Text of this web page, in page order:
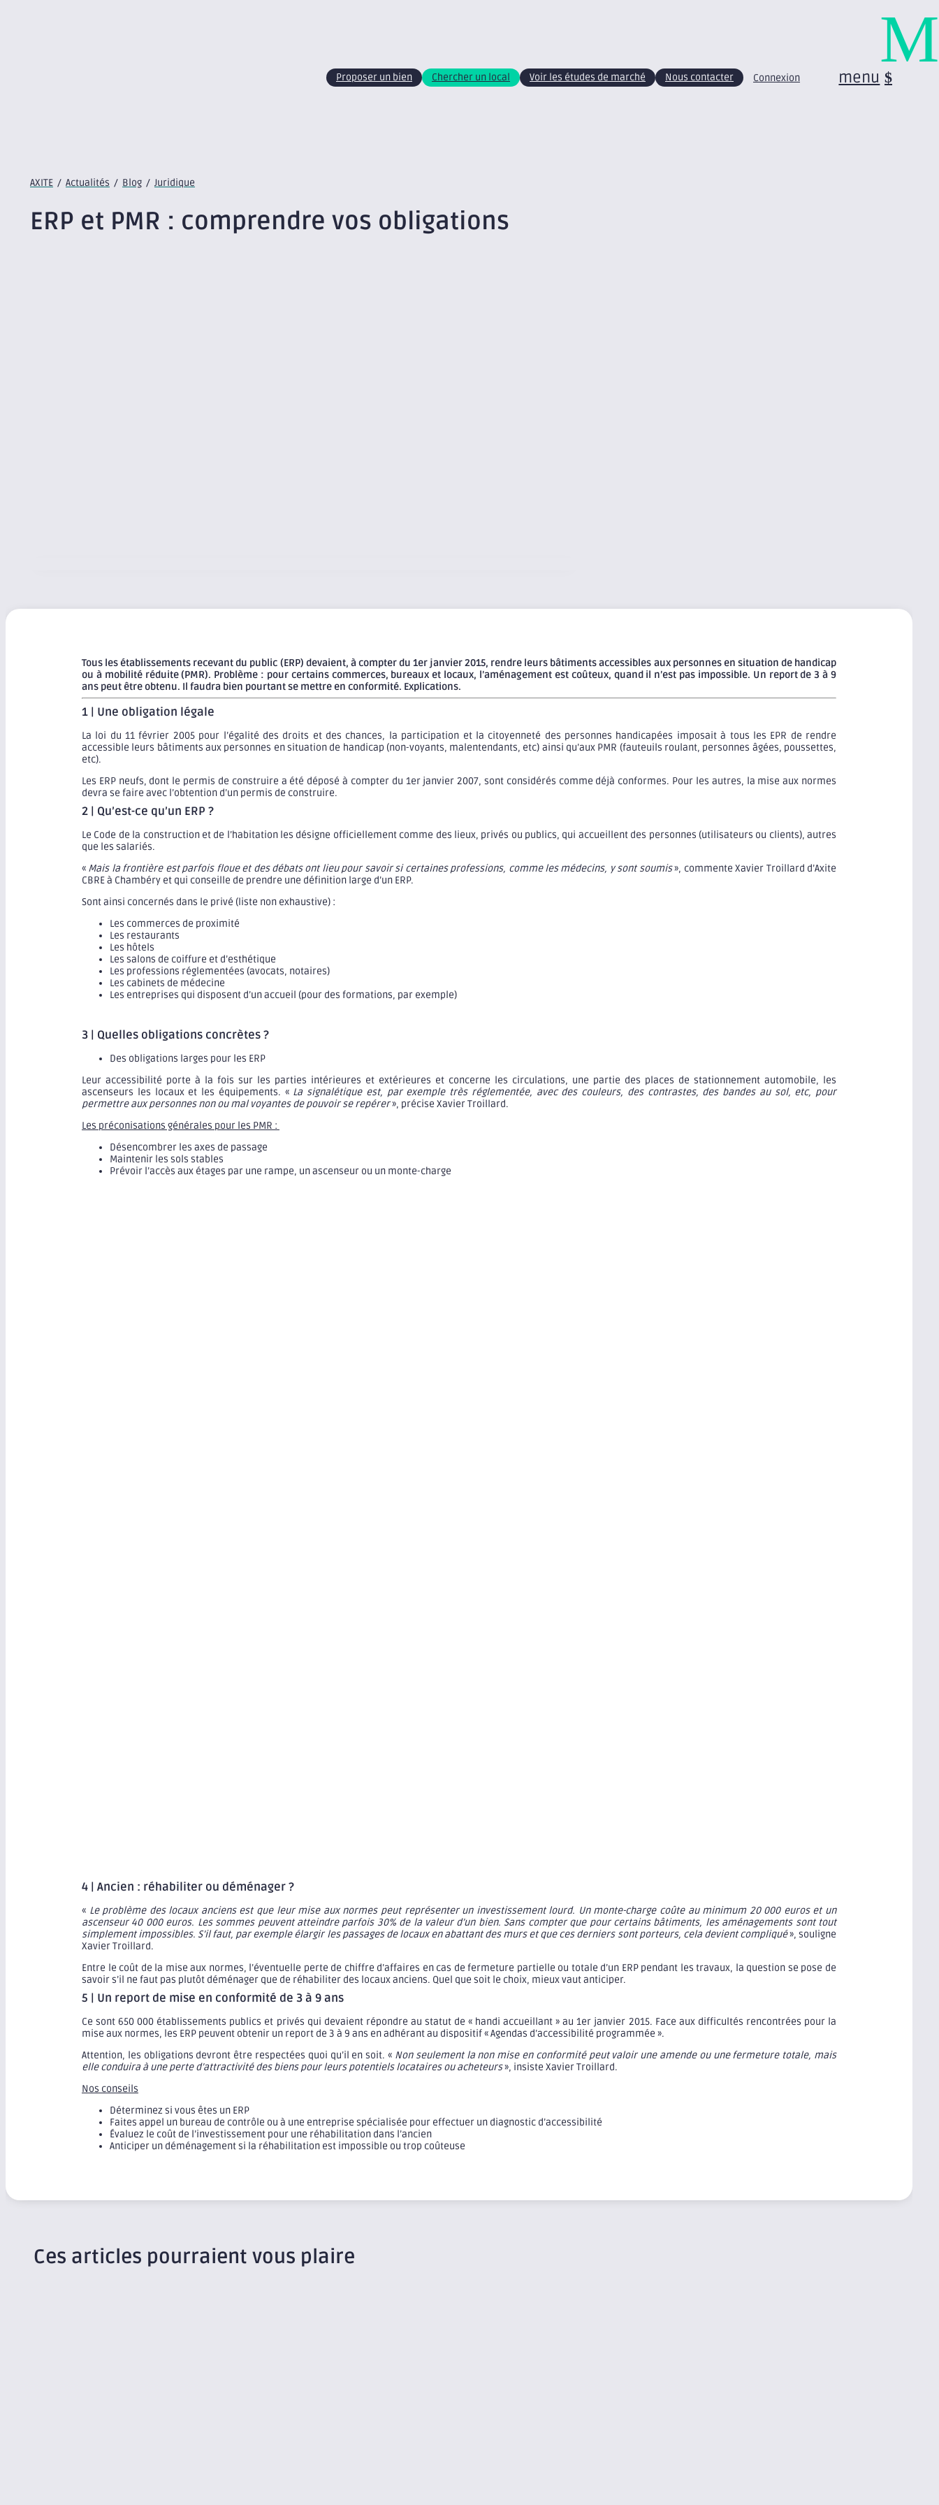
Proposer un bien Chercher un local Voir les études de marché Nous contacter Connexion menu
AXITE / Actualités / Blog / Juridique
ERP et PMR : comprendre vos obligations
Tous les établissements recevant du public (ERP) devaient, à compter du 1er janvier 2015, rendre leurs bâtiments accessibles aux personnes en situation de handicap
ou à mobilité réduite (PMR). Problème : pour certains commerces, bureaux et locaux, l’aménagement est coûteux, quand il n’est pas impossible. Un report de 3 à 9
ans peut être obtenu. Il faudra bien pourtant se mettre en conformité. Explications.
1 | Une obligation légale
La loi du 11 février 2005 pour l’égalité des droits et des chances, la participation et la citoyenneté des personnes handicapées imposait à tous les EPR de rendre
accessible leurs bâtiments aux personnes en situation de handicap (non-voyants, malentendants, etc) ainsi qu’aux PMR (fauteuils roulant, personnes âgées, poussettes,
etc).
Les ERP neufs, dont le permis de construire a été déposé à compter du 1er janvier 2007, sont considérés comme déjà conformes. Pour les autres, la mise aux normes
devra se faire avec l’obtention d’un permis de construire.
2 | Qu’est-ce qu’un ERP ?
Le Code de la construction et de l’habitation les désigne officiellement comme des lieux, privés ou publics, qui accueillent des personnes (utilisateurs ou clients), autres
que les salariés.
« Mais la frontière est parfois floue et des débats ont lieu pour savoir si certaines professions, comme les médecins, y sont soumis», commente Xavier Troillard d’Axite
CBRE à Chambéry et qui conseille de prendre une définition large d’un ERP.
Sont ainsi concernés dans le privé (liste non exhaustive) :
Les commerces de proximité
Les restaurants
Les hôtels
Les salons de coiffure et d’esthétique
Les professions réglementées (avocats, notaires)
Les cabinets de médecine
Les entreprises qui disposent d’un accueil (pour des formations, par exemple)
3 | Quelles obligations concrètes ?
Des obligations larges pour les ERP
Leur accessibilité porte à la fois sur les parties intérieures et extérieures et concerne les circulations, une partie des places de stationnement automobile, les
ascenseurs les locaux et les équipements. « La signalétique est, par exemple très réglementée, avec des couleurs, des contrastes, des bandes au sol, etc, pour
permettre aux personnes non ou mal voyantes de pouvoir se repérer», précise Xavier Troillard.
Les préconisations générales pour les PMR :
Désencombrer les axes de passage
Maintenir les sols stables
Prévoir l’accès aux étages par une rampe, un ascenseur ou un monte-charge
4 | Ancien : réhabiliter ou déménager ?
« Le problème des locaux anciens est que leur mise aux normes peut représenter un investissement lourd. Un monte-charge coûte au minimum 20 000 euros et un
ascenseur 40 000 euros. Les sommes peuvent atteindre parfois 30% de la valeur d’un bien. Sans compter que pour certains bâtiments, les aménagements sont tout
simplement impossibles. S’il faut, par exemple élargir les passages de locaux en abattant des murs et que ces derniers sont porteurs, cela devient compliqué», souligne
Xavier Troillard.
Entre le coût de la mise aux normes, l’éventuelle perte de chiffre d’affaires en cas de fermeture partielle ou totale d’un ERP pendant les travaux, la question se pose de
savoir s’il ne faut pas plutôt déménager que de réhabiliter des locaux anciens. Quel que soit le choix, mieux vaut anticiper.
5 | Un report de mise en conformité de 3 à 9 ans
Ce sont 650 000 établissements publics et privés qui devaient répondre au statut de « handi accueillant » au 1er janvier 2015. Face aux difficultés rencontrées pour la
mise aux normes, les ERP peuvent obtenir un report de 3 à 9 ans en adhérant au dispositif « Agendas d’accessibilité programmée ».
Attention, les obligations devront être respectées quoi qu’il en soit. « Non seulement la non mise en conformité peut valoir une amende ou une fermeture totale, mais
elle conduira à une perte d’attractivité des biens pour leurs potentiels locataires ou acheteurs», insiste Xavier Troillard.
Nos conseils
Déterminez si vous êtes un ERP
Faites appel un bureau de contrôle ou à une entreprise spécialisée pour effectuer un diagnostic d’accessibilité
Évaluez le coût de l’investissement pour une réhabilitation dans l’ancien
Anticiper un déménagement si la réhabilitation est impossible ou trop coûteuse
Ces articles pourraient vous plaire
M